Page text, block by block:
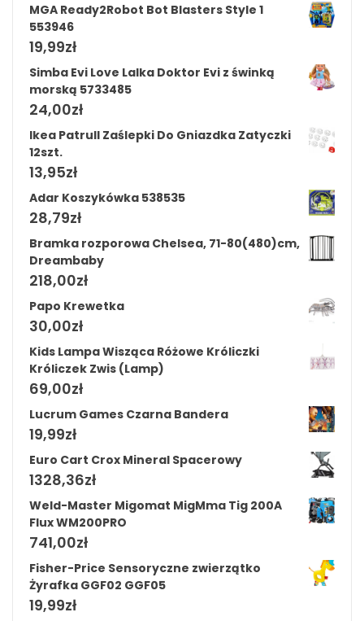
MGA Ready2Robot Bot Blasters Style 1
553946
19,99zł
Simba Evi Love Lalka Doktor Evi z świnką
morską 5733485
24,00zł
Ikea Patrull Zaślepki Do Gniazdka Zatyczki
12szt.
13,95zł
Adar Koszykówka 538535
28,79zł
Bramka rozporowa Chelsea, 71-80(480)cm,
Dreambaby
218,00zł
Papo Krewetka
30,00zł
Kids Lampa Wisząca Różowe Króliczki
Króliczek Zwis (Lamp)
69,00zł
Lucrum Games Czarna Bandera
19,99zł
Euro Cart Crox Mineral Spacerowy
1328,36zł
Weld-Master Migomat MigMma Tig 200A
Flux WM200PRO
741,00zł
Fisher-Price Sensoryczne zwierzątko
Żyrafka GGF02 GGF05
19,99zł